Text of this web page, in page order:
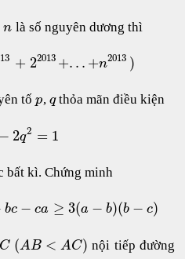
n là số nguyên dương thì
+ 22013 +. . . +n2013 )
tốp, qthỏa mãn điều kiện
− 2q2 = 1
bất kì. Chứng minh
bc − ca ≥ 3(a − b)(b − c)
(AB < AC) nội tiếp đường